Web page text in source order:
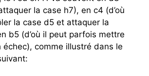
la case h7), en c4 (d’où
la case d5 et attaquer la
b5 (d’où il peut parfois mettre
échec), comme illustré dans le